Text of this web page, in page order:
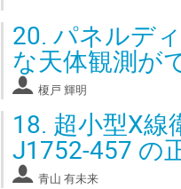
to
contribution
page
20. パネルデ
な天体観測が
榎戸 輝明
18. 超小型X線
J1752-457 の
青山 有未来